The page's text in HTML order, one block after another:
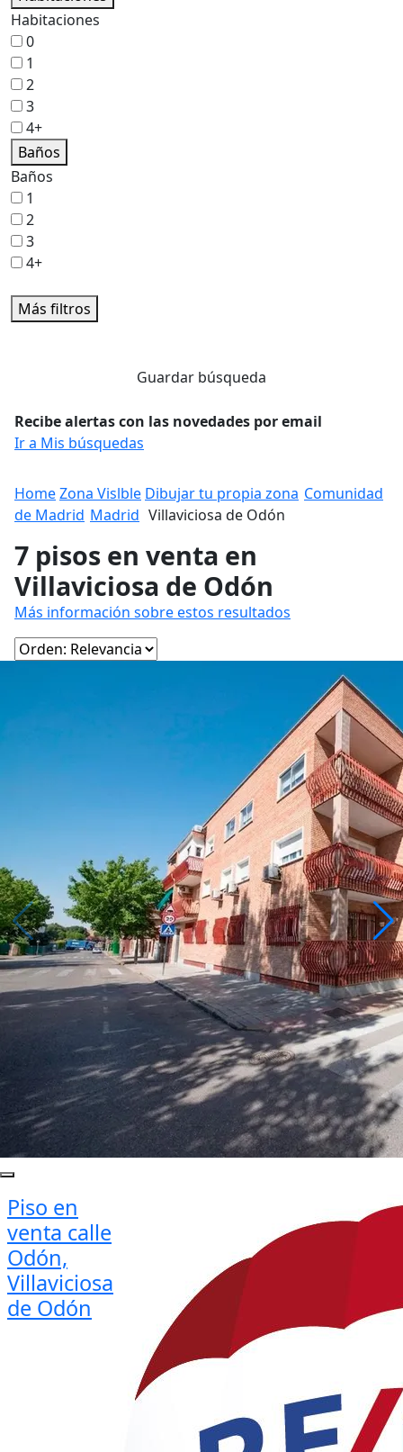
Habitaciones
0
1
2
3
4+
Baños
Baños
1
2
3
4+
Más filtros
Guardar búsqueda
Recibe alertas con las novedades por email
Ir a Mis búsquedas
HomeZona Vislble Dibujar tu propia zona Comunidad
de Madrid Madrid Villaviciosa de Odón
7 pisos en venta en
Villaviciosa de Odón
Más información sobre estos resultados
Piso en
venta calle
Odón,
Villaviciosa
de Odón